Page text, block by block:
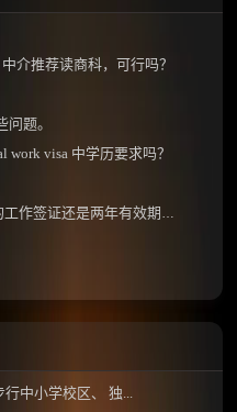
介推荐读商科，可行吗？
题。
work visa 中学历要求吗？
证还是两年有效期的那种吗？
中小学校区、 独...